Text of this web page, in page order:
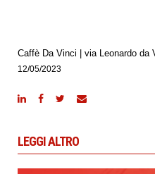
Caffè Da Vinci | via Leonardo da
12/05/2023
LEGGI ALTRO